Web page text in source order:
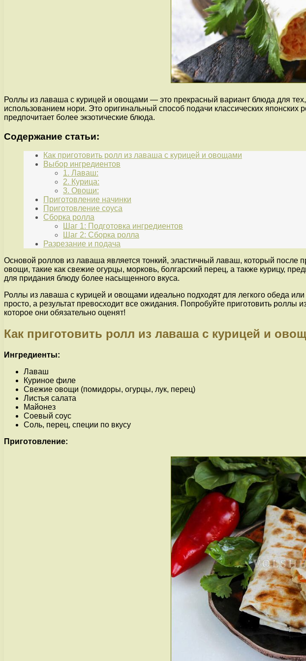
Роллы из лаваша с курицей и овощами — это прекрасный вариант блюда для
использованием нори. Это оригинальный способ подачи классических японских
предпочитает более экзотические блюда.
Содержание статьи:
Как приготовить ролл из лаваша с курицей и овощами
Выбор ингредиентов
1. Лаваш:
2. Курица:
3. Овощи:
Приготовление начинки
Приготовление соуса
Сборка ролла
Шаг 1: Подготовка ингредиентов
Шаг 2: Сборка ролла
Разрезание и подача
Основой роллов из лаваша является тонкий, эластичный лаваш, который после
овощи, такие как свежие огурцы, морковь, болгарский перец, а также курицу,
для придания блюду более насыщенного вкуса.
Роллы из лаваша с курицей и овощами идеально подходят для легкого обеда
просто, а результат превосходит все ожидания. Попробуйте приготовить
которое они обязательно оценят!
Как приготовить ролл из лаваша с курицей и
Ингредиенты:
Лаваш
Куриное филе
Свежие овощи (помидоры, огурцы, лук, перец)
Листья салата
Майонез
Соевый соус
Соль, перец, специи по вкусу
Приготовление: